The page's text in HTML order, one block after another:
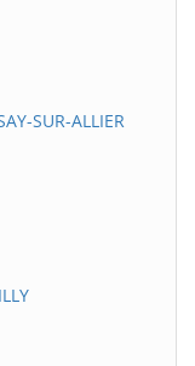
SUR-ALLIER